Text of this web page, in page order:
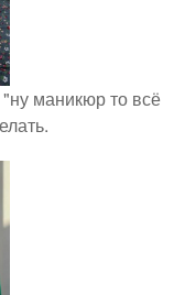
маникюр то всё